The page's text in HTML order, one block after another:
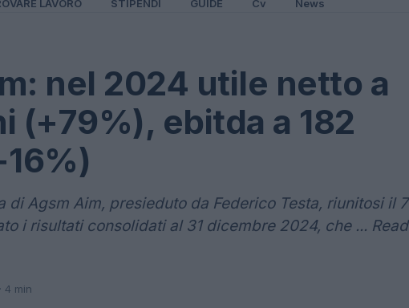
LAVORO STIPENDI GUIDE Cv News
nel 2024 utile netto a
(+79%), ebitda a 182
di Agsm Aim, presieduto da Federico Testa, riunitosi il 7
i risultati consolidati al 31 dicembre 2024, che ... Read
· 4 min